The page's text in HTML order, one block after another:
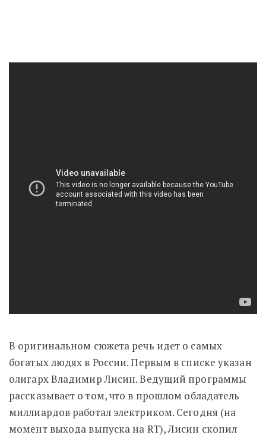
В оригинальном сюжета речь идет о самых
богатых людях в России. Первым в списке указан
олигарх Владимир Лисин. Ведущий программы
рассказывает о том, что в прошлом обладатель
миллиардов работал электриком. Сегодня (на
момент выхода выпуска на RT), Лисин скопил